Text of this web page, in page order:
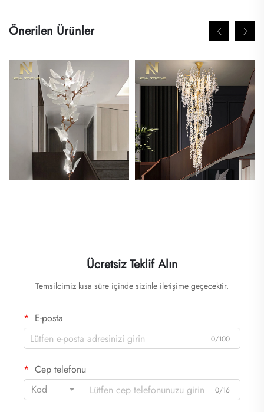
Önerilen Ürünler
Ücretsiz Teklif Alın
Temsilcimiz kısa süre içinde sizinle iletişime geçecektir.
E-posta
0/100
Cep telefonu
Kod
0/16